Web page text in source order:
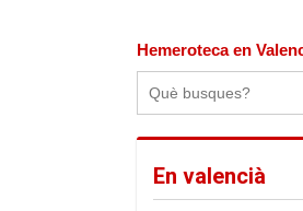
Hemeroteca en
En valencià